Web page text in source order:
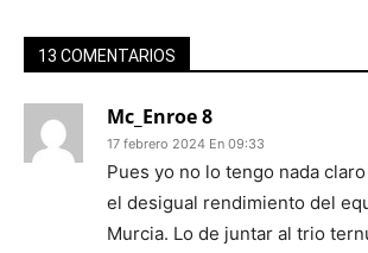
13 COMENTARIOS
Mc_Enroe 8
17 febrero 2024 En 09:33
Pues yo no lo tengo nada
el desigual rendimiento del
Murcia. Lo de juntar al trio